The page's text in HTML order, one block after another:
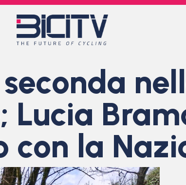
Lucia
con la